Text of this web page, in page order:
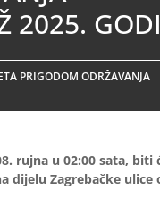
2025.
PRIGODOM ODRŽAVANJA
rujna u 02:00 sata, biti
dijelu Zagrebačke ulice